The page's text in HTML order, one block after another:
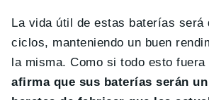
La vida útil de estas baterías será
ciclos, manteniendo un buen
la misma. Como si todo esto fuera
afirma que sus baterías serán un